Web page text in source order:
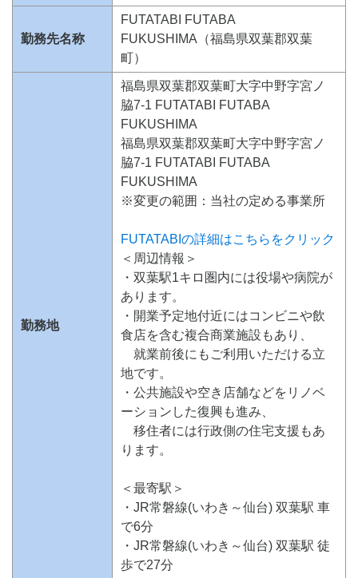
勤務先名称
FUTATABI FUTABA
FUKUSHIMA（福島県双葉郡双葉
町）
勤務地
福島県双葉郡双葉町大字中野字宮ノ
脇7-1 FUTATABI FUTABA
FUKUSHIMA
福島県双葉郡双葉町大字中野字宮ノ
脇7-1 FUTATABI FUTABA
FUKUSHIMA
※変更の範囲：当社の定める事業所
FUTATABIの詳細はこちらをクリック
＜周辺情報＞
・双葉駅1キロ圏内には役場や病院が
あります。
・開業予定地付近にはコンビニや飲
食店を含む複合商業施設もあり、
就業前後にもご利用いただける立
地です。
・公共施設や空き店舗などをリノベ
ーションした復興も進み、
移住者には行政側の住宅支援もあ
ります。
＜最寄駅＞
・JR常磐線(いわき～仙台) 双葉駅 車
で6分
・JR常磐線(いわき～仙台) 双葉駅 徒
歩で27分